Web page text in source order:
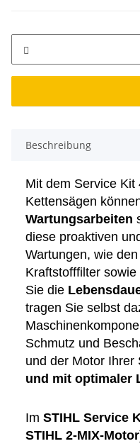
Beschreibung
Mit dem Service Kit
Kettensägen
Wartungsarbeiten
diese proaktiven
Wartungen, wie
Kraftstofffilter
Sie die
tragen Sie selbst
Schmutz und
und der Motor Ihrer
und mit optimaler
Im STIHL Service
STIHL 2-MIX-